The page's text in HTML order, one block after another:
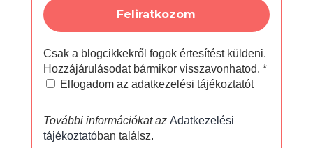
Csak a blogcikkekről fogok értesítést küldeni.
Hozzájárulásodat bármikor visszavonhatod. *
Elfogadom az adatkezelési tájékoztatót
További információkat az Adatkezelési
tájékoztatóban találsz.